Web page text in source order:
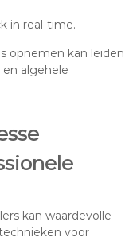
in real-time.
opnemen kan leiden
algehele
kan waardevolle
voor